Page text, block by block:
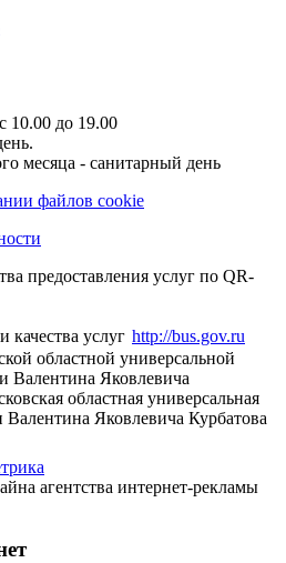
10.00 до 19.00
месяца - санитарный день
файлов cookie
предоставления услуг по QR-
http://bus.gov.ru
областной универсальной
Валентина Яковлевича
областная универсальная
Яковлевича Курбатова
агентства интернет-рекламы